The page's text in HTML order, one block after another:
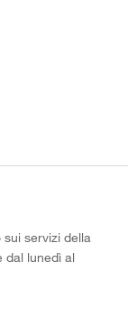
servizi della
dal lunedì al